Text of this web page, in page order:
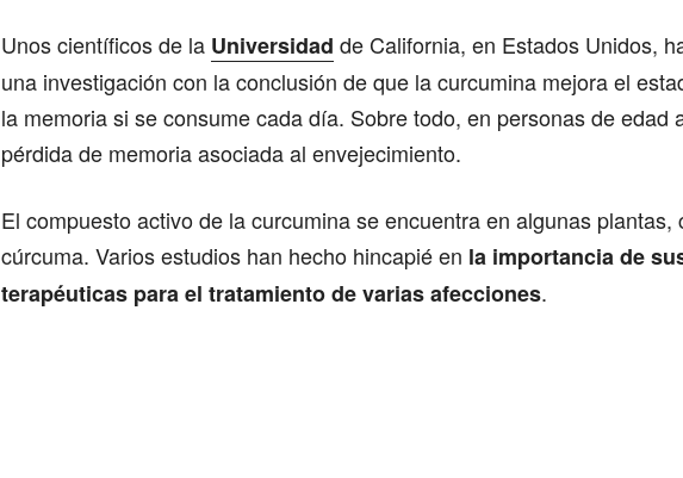
Unos científicos de la Universidad de California, en Estados Unidos,
una investigación con la conclusión de que la curcumina mejora el
la memoria si se consume cada día. Sobre todo, en personas de edad
pérdida de memoria asociada al envejecimiento.
El compuesto activo de la curcumina se encuentra en algunas plantas,
cúrcuma. Varios estudios han hecho hincapié en la importancia de
terapéuticas para el tratamiento de varias afecciones.